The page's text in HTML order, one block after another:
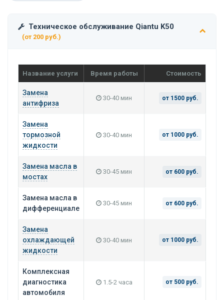
Техническое обслуживание Qiantu K50
(от 200 руб.)
Название услуги Время работы Стоимость
Замена
антифриза
30-40 мин от 1500 руб.
Замена
тормозной
жидкости
30-40 мин от 1000 руб.
Замена масла в
мостах
30-45 мин от 600 руб.
Замена масла в
дифференциале
30-45 мин от 600 руб.
Замена
охлаждающей
жидкости
30-40 мин от 1000 руб.
Комплексная
диагностика
автомобиля
1.5-2 часа от 500 руб.